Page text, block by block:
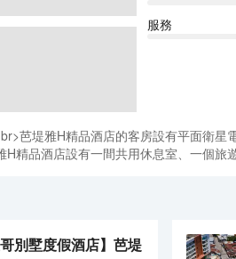
服務
芭堤雅H精品酒店的客房設有平面衛星
精品酒店設有一間共用休息室、一個旅
哥別墅度假酒店】芭堤